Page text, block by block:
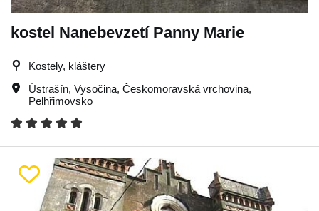
kostel Nanebevzetí Panny Marie
Kostely, kláštery
Ústrašín, Vysočina, Českomoravská vrchovina,
Pelhřimovsko